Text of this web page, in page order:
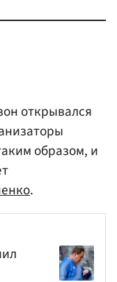
открывался
образом, и
.